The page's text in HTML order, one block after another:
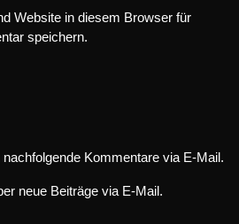
Website in diesem Browser für
speichern.
Kommentare via E-Mail.
neue Beiträge via E-Mail.